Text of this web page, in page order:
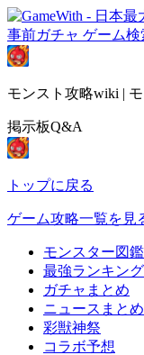
事前ガチャ ゲーム検
モンスト攻略wiki |
掲示板Q&A
トップに戻る
ゲーム攻略一覧を見
モンスター図鑑
最強ランキング
ガチャまとめ
ニュースまとめ
彩獣神祭
コラボ予想